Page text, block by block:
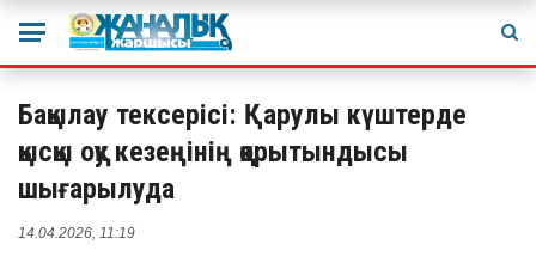
Бақылау тексерісі: Қарулы күштерде
қысқы оқу кезеңінің қорытындысы
шығарылуда
14.04.2026, 11:19